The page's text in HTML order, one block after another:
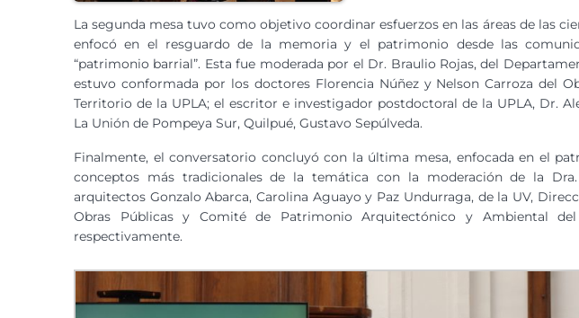
La segunda mesa tuvo como objetivo coordinar esfuerzos en las áreas de las
enfocó en el resguardo de la memoria y el patrimonio desde las
“patrimonio barrial”. Esta fue moderada por el Dr. Braulio Rojas, del
estuvo conformada por los doctores Florencia Núñez y Nelson Carroza del
Territorio de la UPLA; el escritor e investigador postdoctoral de la UPLA, Dr.
La Unión de Pompeya Sur, Quilpué, Gustavo Sepúlveda.
Finalmente, el conversatorio concluyó con la última mesa, enfocada en el
conceptos más tradicionales de la temática con la moderación de la
arquitectos Gonzalo Abarca, Carolina Aguayo y Paz Undurraga, de la UV,
Obras Públicas y Comité de Patrimonio Arquitectónico y Ambiental
respectivamente.